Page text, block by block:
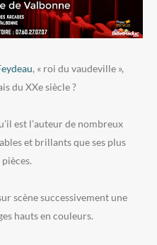
, « roi du vaudeville »,
du XXe siècle ?
est l’auteur de nombreux
et brillants que ses plus
scène successivement une
hauts en couleurs.